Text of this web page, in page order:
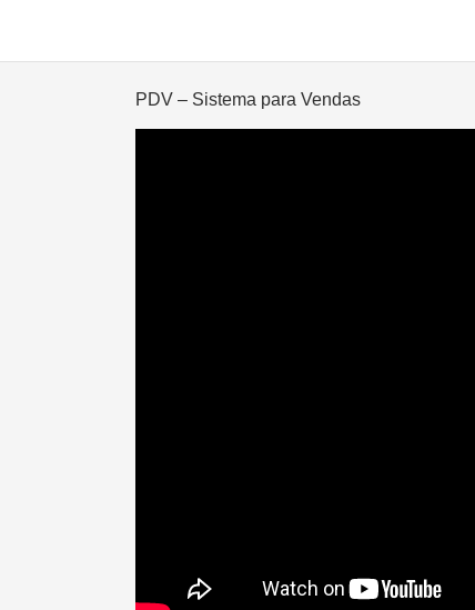
PDV – Sistema para Vendas